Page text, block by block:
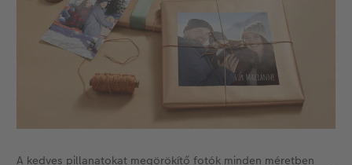
A kedves pillanatokat megörökítő fotók minden méretben